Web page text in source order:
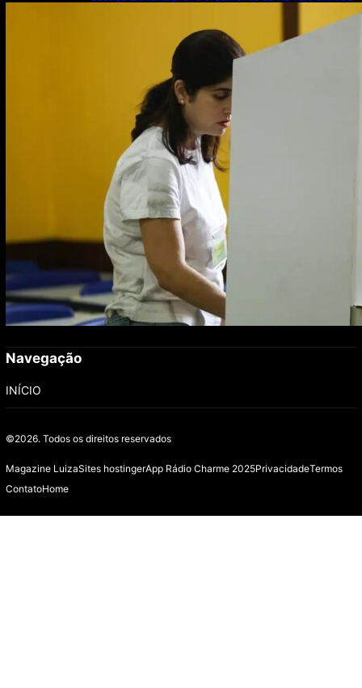
Navegação
INÍCIO
©2026. Todos os direitos reservados
Magazine LuizaSites hostingerApp Rádio Charme 2025PrivacidadeTermos
ContatoHome